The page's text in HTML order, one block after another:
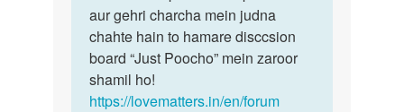
aur gehri charcha mein judna
chahte hain to hamare disccsion
board “Just Poocho” mein zaroor
shamil ho!
https://lovematters.in/en/forum